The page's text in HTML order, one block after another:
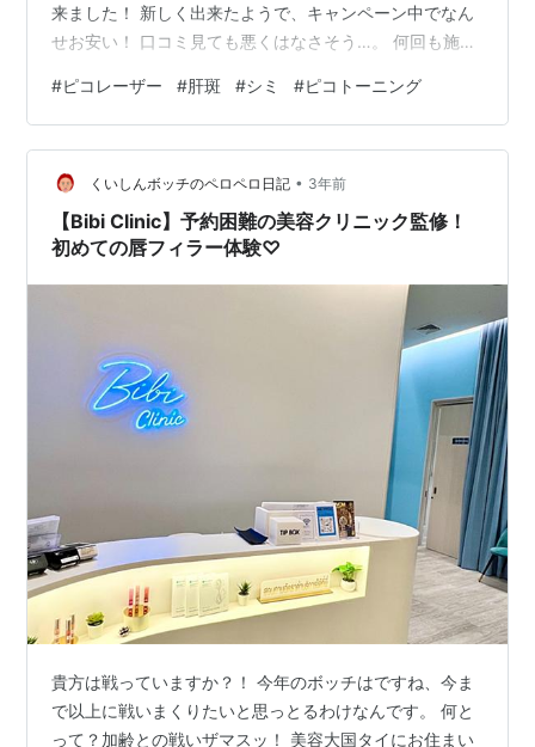
来ました！ 新しく出来たようで、キャンペーン中でなん
せお安い！ 口コミ見ても悪くはなさそう…。 何回も施術
てました…(T-T)） 立地は梅田駅からすると少し歩き、地
上から行くと少し迷子になりました。 （自分が方向音痴
だからもある） 道端の警備員さまに伺いながらなんとか
到着(^0^;) 割と人がいらして、内装は簡易的な仕切りが
多数あり、割と圧迫感 があったように思います。 受付を
済ま…
#ピコレーザー #肝斑 #シミ #ピコトーニング
くいしんボッチのペロペロ日記 • 3年前
【Bibi Clinic】予約困難の美容クリニック監修！
初めての唇フィラー体験♡
貴方は戦っていますか？！ 今年のボッチはですね、今ま
で以上に戦いまくりたいと思っとるわけなんです。 何と
って？加齢との戦いザマスッ！ 美容大国タイにお住まい